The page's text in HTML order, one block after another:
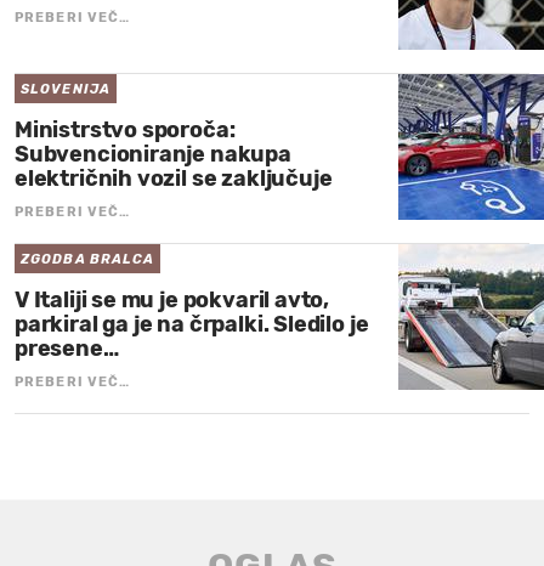
PREBERI VEČ…
SLOVENIJA
Ministrstvo sporoča:
Subvencioniranje nakupa
električnih vozil se zaključuje
PREBERI VEČ…
ZGODBA BRALCA
V Italiji se mu je pokvaril avto,
parkiral ga je na črpalki. Sledilo je
presene…
PREBERI VEČ…